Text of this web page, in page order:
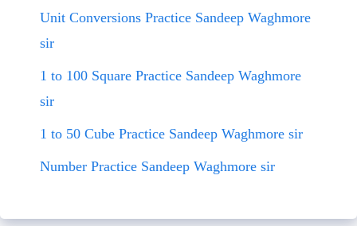
Unit Conversions Practice Sandeep Waghmore
sir
1 to 100 Square Practice Sandeep Waghmore
sir
1 to 50 Cube Practice Sandeep Waghmore sir
Number Practice Sandeep Waghmore sir